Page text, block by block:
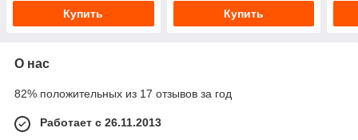
Купить Купить
О нас
82% положительных из 17 отзывов за год
Работает с 26.11.2013